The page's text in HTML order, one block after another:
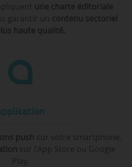
une charte éditoriale
garantir un contenu sectoriel
haute qualité.
push sur votre smartphone.
sur l'App Store ou Google
Play.